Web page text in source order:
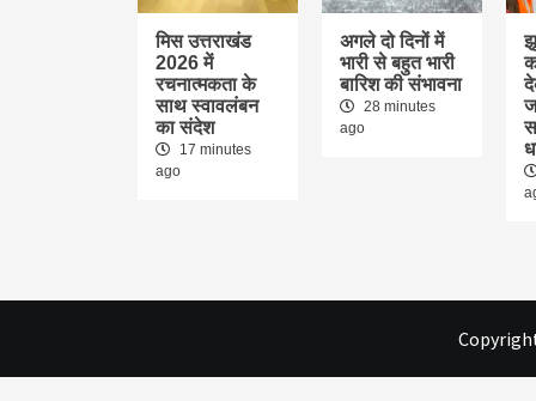
मिस उत्तराखंड
2026 में
रचनात्मकता के
साथ स्वावलंबन
का संदेश
17 minutes
ago
अगले दो दिनों में
भारी से बहुत भारी
बारिश की संभावना
28 minutes
ago